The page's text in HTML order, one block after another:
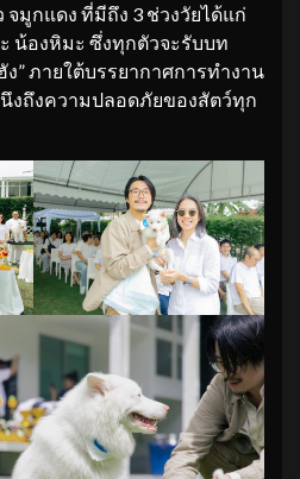
มูกแดง ที่มีถึง 3 ช่วงวัยได้แก่
น้องหิมะ ซึ่งทุกตัวจะรับบท
” ภายใต้บรรยากาศการทำงาน
งถึงความปลอดภัยของสัตว์ทุก